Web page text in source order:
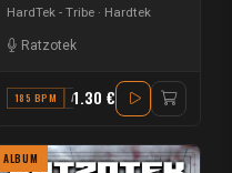
HardTek - Tribe Hardtek
Ratzotek
185 BPM A#1.30 €
ALBUM